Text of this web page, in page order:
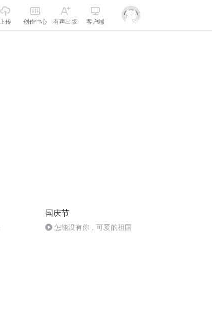
上传 创作中心 有声出版 客户端
国庆节
怎能没有你，可爱的祖国